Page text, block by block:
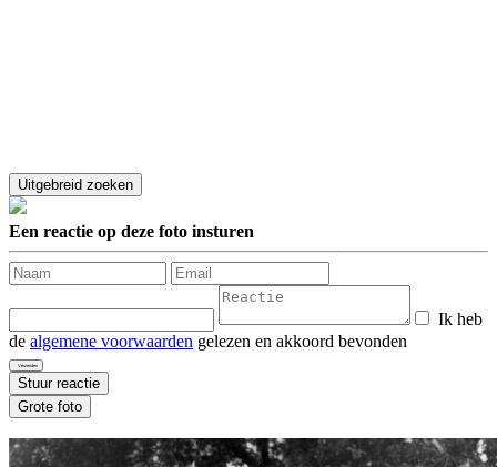
Een reactie op deze foto insturen
Ik heb
de algemene voorwaarden gelezen en akkoord bevonden